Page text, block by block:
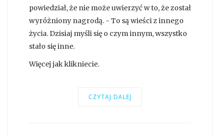
powiedział, że nie może uwierzyć w to, że został
wyróżniony nagrodą. - To są wieści z innego
życia. Dzisiaj myśli się o czym innym, wszystko
stało się inne.
Więcej jak klikniecie.
CZYTAJ DALEJ